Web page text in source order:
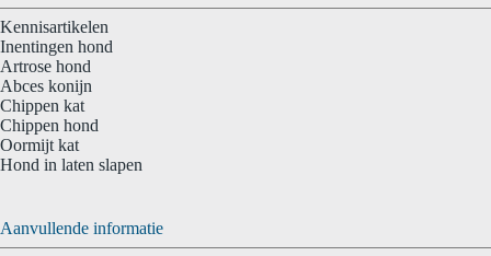
Kennisartikelen
Inentingen hond
Artrose hond
Abces konijn
Chippen kat
Chippen hond
Oormijt kat
Hond in laten slapen
Aanvullende informatie